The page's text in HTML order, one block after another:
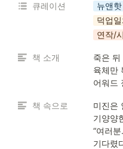
큐레이션
뉴앤
덕업
연작/
책 소개
죽은 뒤
육체만
어워드
책 속으로
미진은
기양양
“여러
기다렸